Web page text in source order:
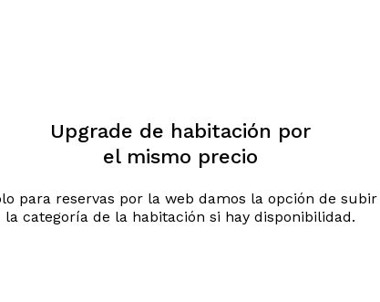
Upgrade de habitación por
el mismo precio
para reservas por la web damos la opción de subir
la categoría de la habitación si hay disponibilidad.